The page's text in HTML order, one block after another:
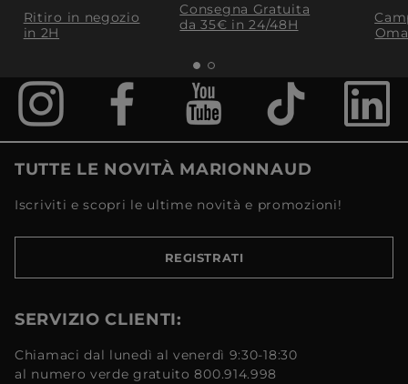
Ritiro in negozio
in 2H
Consegna Gratuita
da 35€​ in 24/48H
TUTTE LE NOVITÀ MARIONNAUD
Iscriviti e scopri le ultime novità e promozioni!
REGISTRATI
SERVIZIO CLIENTI:
Chiamaci dal lunedì al venerdì 9:30-18:30
al numero verde gratuito 800.914.998